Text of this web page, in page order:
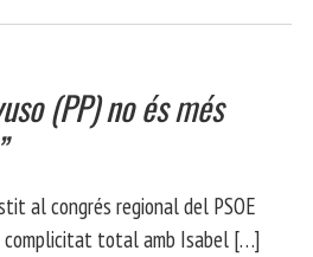
(PP)no és més
al congrés regional del PSOE
complicitat total amb Isabel […]